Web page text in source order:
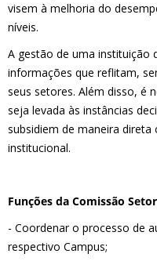
visem à melhoria do
níveis.
A gestão de uma instituição
informações que reflitam,
seus setores. Além disso, é
seja levada às instâncias
subsidiem de maneira
institucional.
Funções da Comissão
- Coordenar o processo de
respectivo Campus;